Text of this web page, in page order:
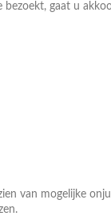
gaat u
van mogelijke